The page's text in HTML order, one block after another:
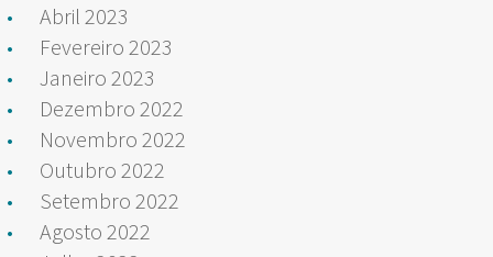
Abril 2023
Fevereiro 2023
Janeiro 2023
Dezembro 2022
Novembro 2022
Outubro 2022
Setembro 2022
Agosto 2022